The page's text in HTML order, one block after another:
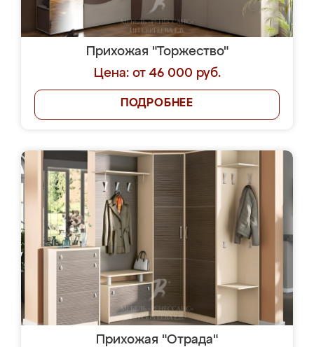
Прихожая "Торжество"
Цена: от 46 000 руб.
ПОДРОБНЕЕ
Прихожая "Отрада"